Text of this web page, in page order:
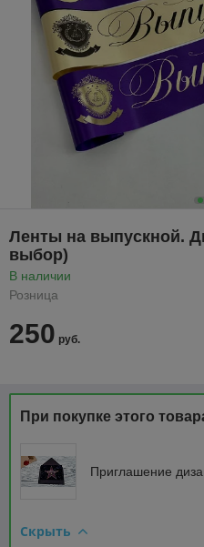
Ленты на выпускной.
выбор)
В наличии
Розница
250 руб.
При покупке этого
Приглашение
Скрыть